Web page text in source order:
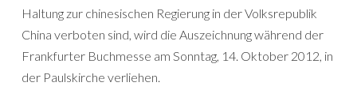
Haltung zur chinesischen Regierung in der Volksrepublik
China verboten sind, wird die Auszeichnung während der
Frankfurter Buchmesse am Sonntag, 14. Oktober 2012, in
der Paulskirche verliehen.